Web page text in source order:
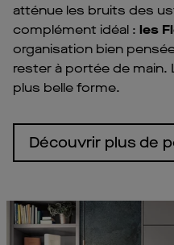
atténue les bruits des
complément idéal : les
organisation bien
rester à portée de main.
plus belle forme.
Découvrir plus de